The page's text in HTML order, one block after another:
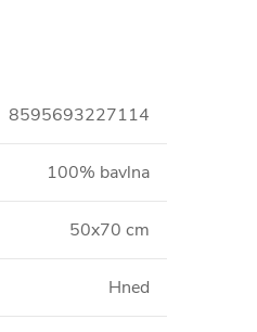
8595693227114
100% bavlna
50x70 cm
Hned